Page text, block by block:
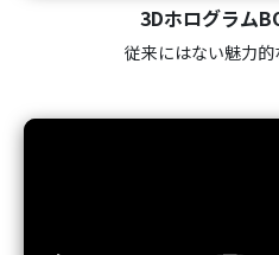
3Dホログラム
従来にはない魅力